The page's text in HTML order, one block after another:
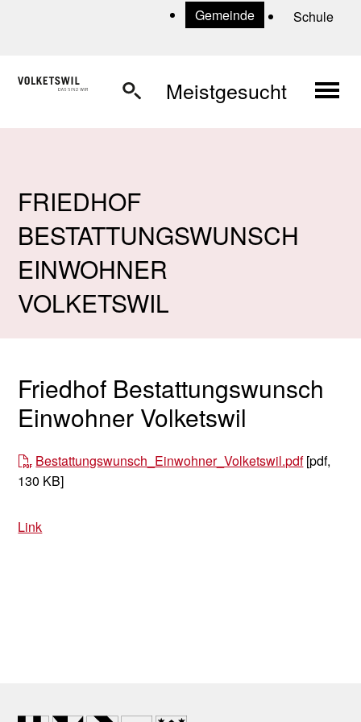
Navigieren in Volketswil
Schnellnavigation Gemeinde Schule
Meistgesucht
FRIEDHOF
BESTATTUNGSWUNSCH
EINWOHNER
VOLKETSWIL
Friedhof Bestattungswunsch
Einwohner Volketswil
Bestattungswunsch_Einwohner_Volketswil.pdf[pdf,
130 KB]
Link
Footer